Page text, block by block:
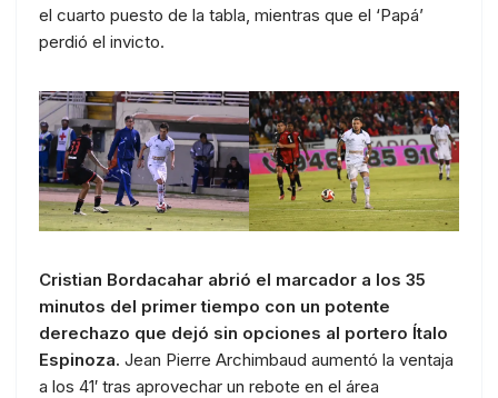
el cuarto puesto de la tabla, mientras que el ‘Papá’
perdió el invicto.
Cristian Bordacahar abrió el marcador a los 35
minutos del primer tiempo con un potente
derechazo que dejó sin opciones al portero Ítalo
Espinoza. Jean Pierre Archimbaud aumentó la ventaja
a los 41′ tras aprovechar un rebote en el área